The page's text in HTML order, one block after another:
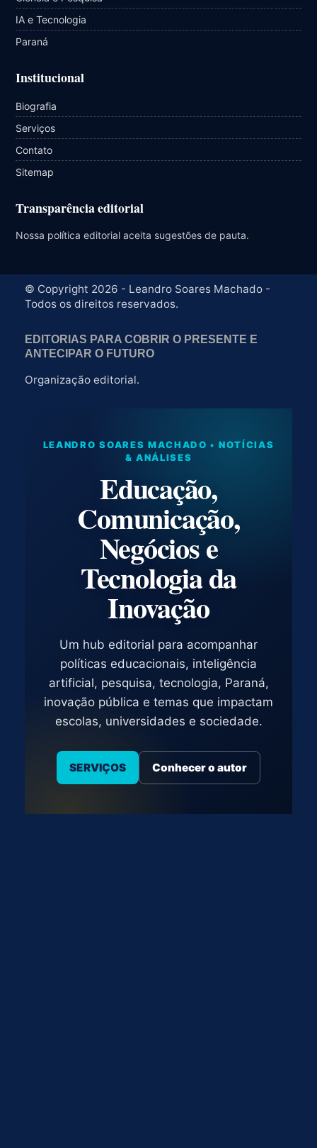
IA e Tecnologia
Paraná
Institucional
Biografia
Serviços
Contato
Sitemap
Transparência editorial
Nossa política editorial aceita sugestões de pauta.
© Copyright 2026 - Leandro Soares Machado -
Todos os direitos reservados.
EDITORIAS PARA COBRIR O PRESENTE E
ANTECIPAR O FUTURO
Organização editorial.
LEANDRO SOARES MACHADO • NOTÍCIAS
& ANÁLISES
Educação,
Comunicação,
Negócios e
Tecnologia da
Inovação
Um hub editorial para acompanhar
políticas educacionais, inteligência
artificial, pesquisa, tecnologia, Paraná,
inovação pública e temas que impactam
escolas, universidades e sociedade.
SERVIÇOS Conhecer o autor